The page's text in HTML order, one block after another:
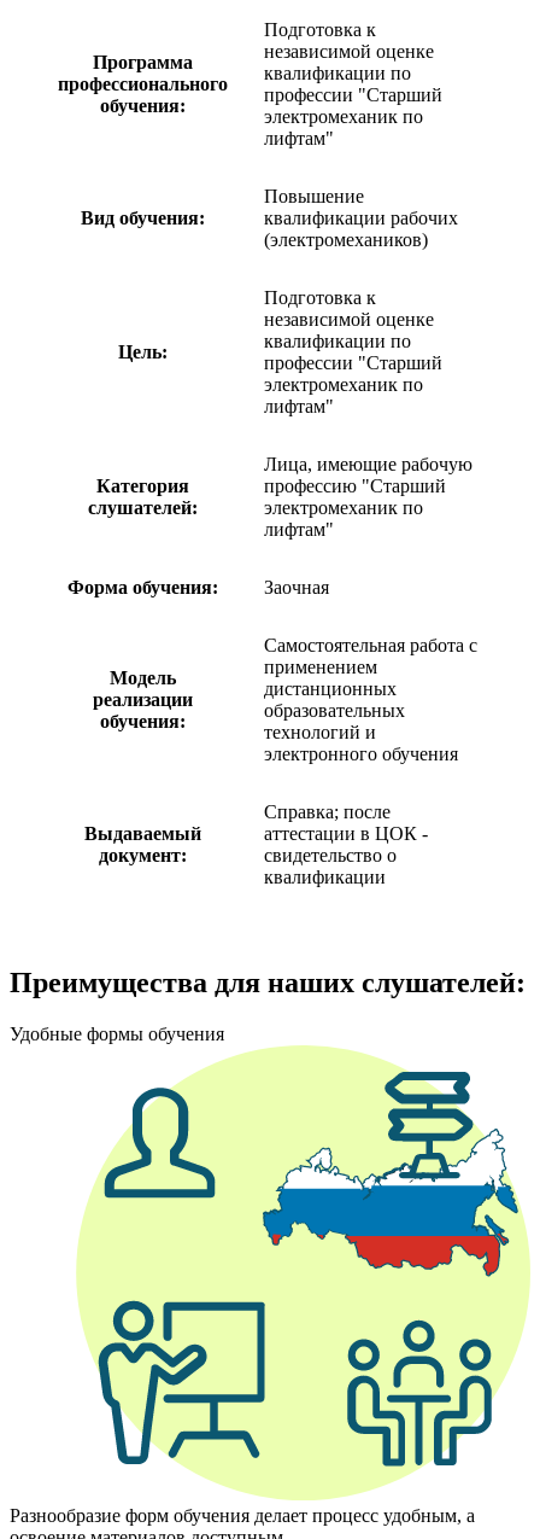
Программа
профессионального
обучения:
Подготовка к
независимой оценке
квалификации по
профессии "Старший
электромеханик по
лифтам"
Вид обучения:
Повышение
квалификации рабочих
(электромехаников)
Цель:
Подготовка к
независимой оценке
квалификации по
профессии "Старший
электромеханик по
лифтам"
Категория
слушателей:
Лица, имеющие рабочую
профессию "Старший
электромеханик по
лифтам"
Форма обучения: Заочная
Модель
реализации
обучения:
Самостоятельная работа с
применением
дистанционных
образовательных
технологий и
электронного обучения
Выдаваемый
документ:
Справка; после
аттестации в ЦОК -
свидетельство о
квалификации
Преимущества для наших слушателей:
Удобные формы обучения
Разнообразие форм обучения делает процесс удобным, а